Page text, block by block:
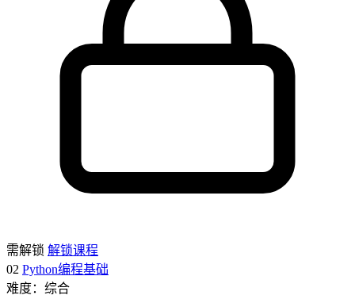
需解锁 解锁课程
02 Python编程基础
难度：综合